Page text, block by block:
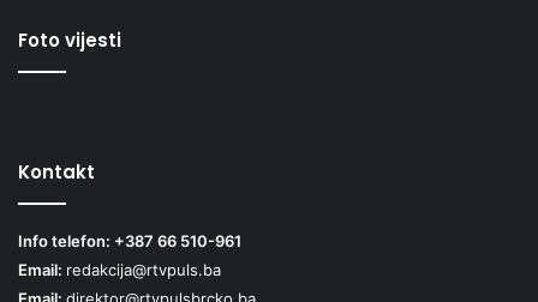
Foto vijesti
Kontakt
Info telefon: +387 66 510-961
Email: redakcija@rtvpuls.ba
Email: direktor@rtvpulsbrcko.ba